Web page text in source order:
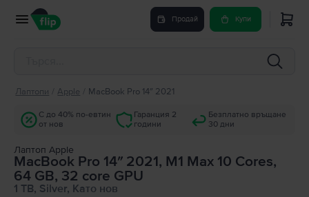
Продай Купи
Лаптопи Apple MacBook Pro 14″ 2021
С до 40% по-евтин
от нов
Гаранция 2
години
Безплатно връщане
30 дни
Лаптоп Apple
MacBook Pro 14″ 2021, M1 Max 10 Cores,
64 GB, 32 core GPU
1 TB, Silver, Като нов